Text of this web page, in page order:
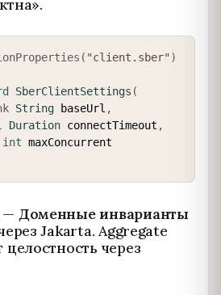
( "client.sber")
SberClientSettings (
String baseUrl ,
Duration connectTimeout ,
int
COPY
— Доменные инварианты
Jakarta. Aggregate
целостность через